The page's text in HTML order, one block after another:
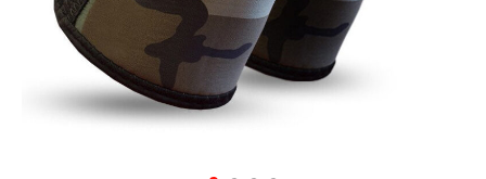
og kondisjonstrening